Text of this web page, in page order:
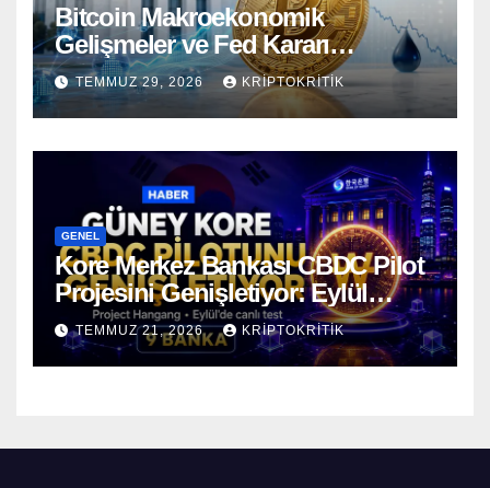
Bitcoin Makroekonomik
Gelişmeler ve Fed Kararı
Öncesinde Dalgalı Seyrediyor
TEMMUZ 29, 2026 KRIPTOKRITIK
GENEL
Kore Merkez Bankası CBDC Pilot
Projesini Genişletiyor: Eylül
Ayında Gerçek Transferler
Başlıyor
TEMMUZ 21, 2026 KRIPTOKRITIK